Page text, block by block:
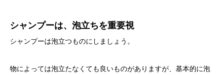
シャンプーは、泡立ちを重要視
シャンプーは泡立つものにしましょう。
物によっては泡立たなくても良いものがありますが、基本的に泡